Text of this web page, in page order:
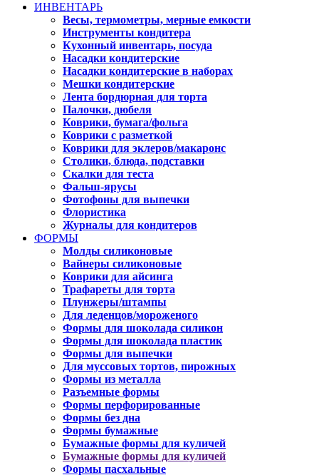
ИНВЕНТАРЬ
Весы, термометры, мерные емкости
Инструменты кондитера
Кухонный инвентарь, посуда
Насадки кондитерские
Насадки кондитерские в наборах
Мешки кондитерские
Лента бордюрная для торта
Палочки, дюбеля
Коврики, бумага/фольга
Коврики с разметкой
Коврики для эклеров/макаронс
Столики, блюда, подставки
Скалки для теста
Фальш-ярусы
Фотофоны для выпечки
Флористика
Журналы для кондитеров
ФОРМЫ
Молды силиконовые
Вайнеры силиконовые
Коврики для айсинга
Трафареты для торта
Плунжеры/штампы
Для леденцов/мороженого
Формы для шоколада силикон
Формы для шоколада пластик
Формы для выпечки
Для муссовых тортов, пирожных
Формы из металла
Разъемные формы
Формы перфорированные
Формы без дна
Формы бумажные
Бумажные формы для куличей
Бумажные формы для куличей
Формы пасхальные